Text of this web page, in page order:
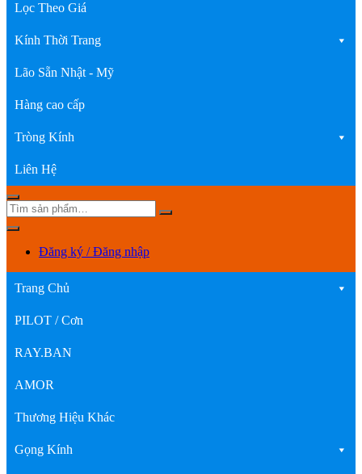
Lọc Theo Giá
Kính Thời Trang
Lão Sẵn Nhật - Mỹ
Hàng cao cấp
Tròng Kính
Liên Hệ
Đăng ký / Đăng nhập
Trang Chủ
PILOT / Cơn
RAY.BAN
AMOR
Thương Hiệu Khác
Gọng Kính